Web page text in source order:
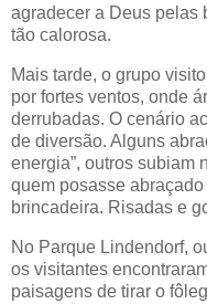
agradecer a Deus pelas
tão calorosa.
Mais tarde, o grupo
por fortes ventos, onde
derrubadas. O cenário
de diversão. Alguns
energia”, outros subiam
quem posasse
brincadeira. Risadas e
No Parque Lindendorf,
os visitantes
paisagens de tirar o